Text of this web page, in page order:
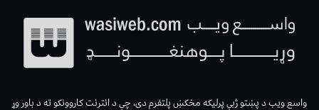
واسع ویب د پښتو ژبې پرلیکه مخکښ پلتفرم دی، چې د انترنت کاروونکو ته د باور وړ